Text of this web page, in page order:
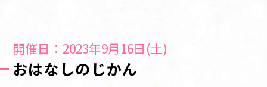
開催日：2023年9月16日(土)
おはなしのじかん